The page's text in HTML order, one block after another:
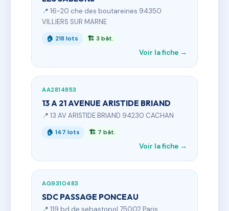
📍 16-20 che des boutareines 94350
VILLIERS SUR MARNE
🏠 218 lots 🏗 3 bât.
Voir la fiche →
AA2814853
13 A 21 AVENUE ARISTIDE BRIAND
📍 13 AV ARISTIDE BRIAND 94230 CACHAN
🏠 147 lots 🏗 7 bât.
Voir la fiche →
AG9310483
SDC PASSAGE PONCEAU
📍 119 bd de sebastopol 75002 Paris